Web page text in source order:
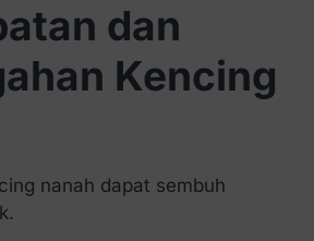
dan
Kencing
nanah dapat sembuh